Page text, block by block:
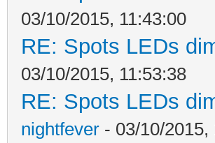
03/10/2015, 11:43:00
RE: Spots LEDs
03/10/2015, 11:53:38
RE: Spots LEDs
nightfever - 03/10/2015,